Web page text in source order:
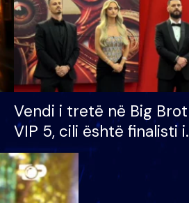
Vendi i tretë në Big
VIP 5, cili është finalisti i
radhës që lë shtëpinë